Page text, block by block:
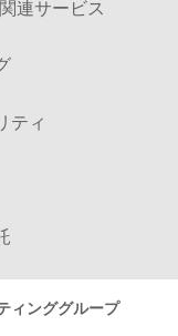
連サービス
ティ
ィンググループ